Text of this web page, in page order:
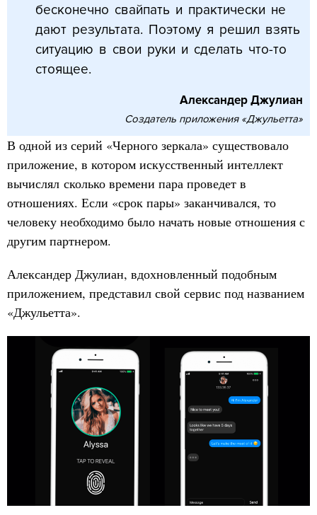
бесконечно свайпать и практически не
дают результата. Поэтому я решил взять
ситуацию в свои руки и сделать что-то
стоящее.
Александер Джулиан
Создатель приложения «Джульетта»
В одной из серий «Черного зеркала» существовало
приложение, в котором искусственный интеллект
вычислял сколько времени пара проведет в
отношениях. Если «срок пары» заканчивался, то
человеку необходимо было начать новые отношения с
другим партнером.
Александер Джулиан, вдохновленный подобным
приложением, представил свой сервис под названием
«Джульетта».